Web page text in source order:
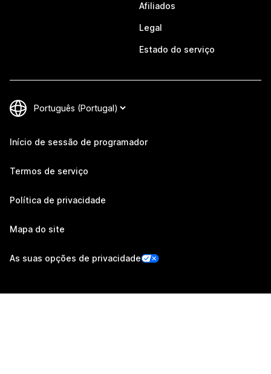
Afiliados
Legal
Estado do serviço
Início de sessão de programador
Termos de serviço
Política de privacidade
Mapa do site
As suas opções de privacidade